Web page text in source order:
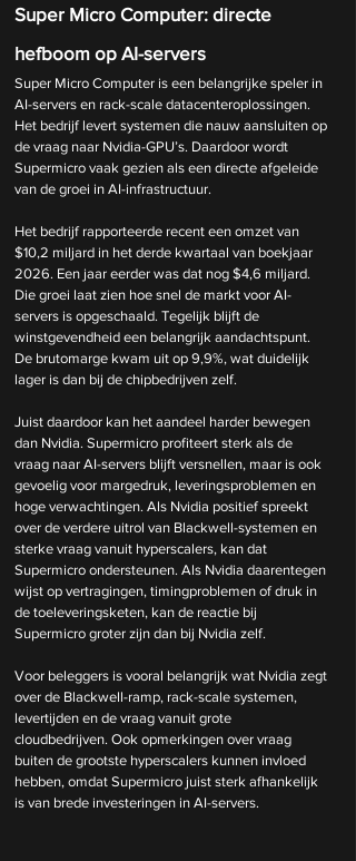
Super Micro Computer: directe
hefboom op AI-servers
Super Micro Computer is een belangrijke speler in
AI-servers en rack-scale datacenteroplossingen.
Het bedrijf levert systemen die nauw aansluiten op
de vraag naar Nvidia-GPU’s. Daardoor wordt
Supermicro vaak gezien als een directe afgeleide
van de groei in AI-infrastructuur.
Het bedrijf rapporteerde recent een omzet van
$10,2 miljard in het derde kwartaal van boekjaar
2026. Een jaar eerder was dat nog $4,6 miljard.
Die groei laat zien hoe snel de markt voor AI-
servers is opgeschaald. Tegelijk blijft de
winstgevendheid een belangrijk aandachtspunt.
De brutomarge kwam uit op 9,9%, wat duidelijk
lager is dan bij de chipbedrijven zelf.
Juist daardoor kan het aandeel harder bewegen
dan Nvidia. Supermicro profiteert sterk als de
vraag naar AI-servers blijft versnellen, maar is ook
gevoelig voor margedruk, leveringsproblemen en
hoge verwachtingen. Als Nvidia positief spreekt
over de verdere uitrol van Blackwell-systemen en
sterke vraag vanuit hyperscalers, kan dat
Supermicro ondersteunen. Als Nvidia daarentegen
wijst op vertragingen, timingproblemen of druk in
de toeleveringsketen, kan de reactie bij
Supermicro groter zijn dan bij Nvidia zelf.
Voor beleggers is vooral belangrijk wat Nvidia zegt
over de Blackwell-ramp, rack-scale systemen,
levertijden en de vraag vanuit grote
cloudbedrijven. Ook opmerkingen over vraag
buiten de grootste hyperscalers kunnen invloed
hebben, omdat Supermicro juist sterk afhankelijk
is van brede investeringen in AI-servers.